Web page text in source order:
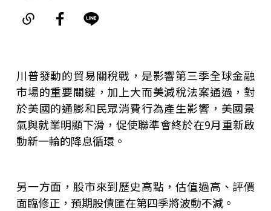
川普發動的貿易關稅戰，是影響第三季全球金融
市場的重要關鍵，加上大而美減稅法案通過，對
於美國的通膨和民眾消費行為產生影響，美國景
氣與就業明顯下滑，促使聯準會終於在9月重新啟
動新一輪的降息循環。
另一方面，股市來到歷史高點，估值過高、評價
面臨修正，預期股債匯在第四季將波動不減。